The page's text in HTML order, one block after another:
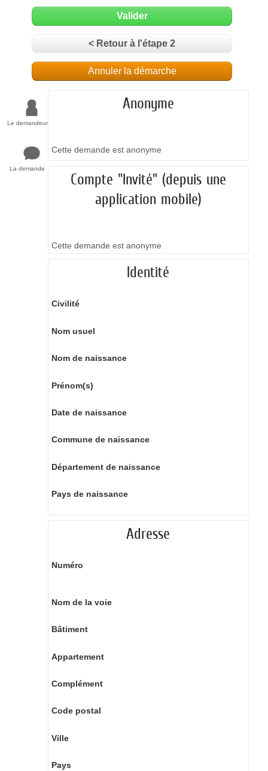
Valider
< Retour à l'étape 2
Annuler la démarche
Le demandeur
La demande
Anonyme
Cette demande est anonyme
Compte "Invité" (depuis une
application mobile)
Cette demande est anonyme
Identité
Civilité
Nom usuel
Nom de naissance
Prénom(s)
Date de naissance
Commune de naissance
Département de naissance
Pays de naissance
Adresse
Numéro
Nom de la voie
Bâtiment
Appartement
Complément
Code postal
Ville
Pays